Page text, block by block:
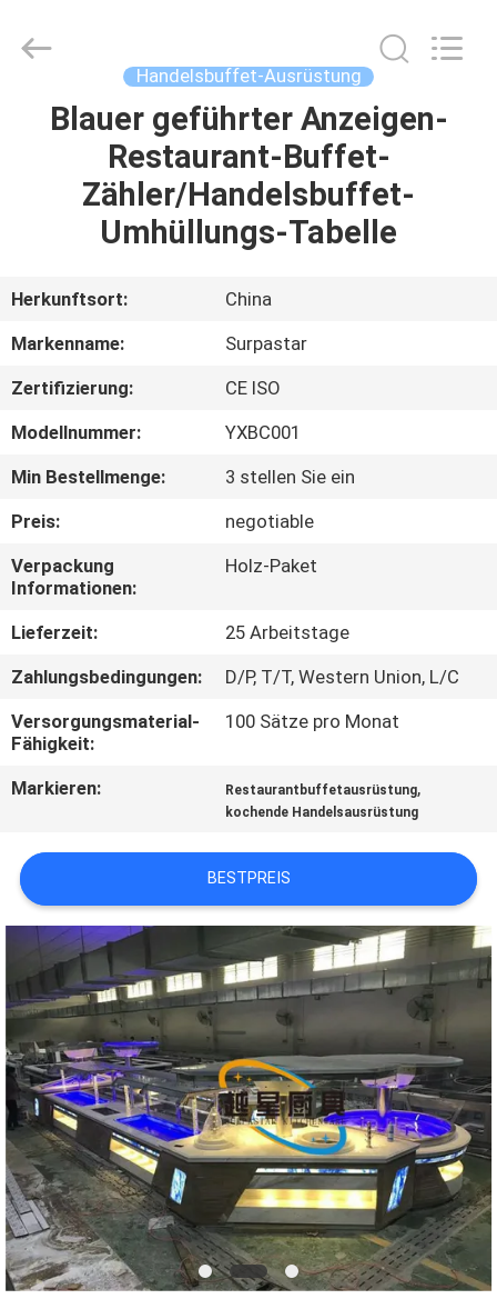
HAUS
PRODUKTE
ÜBER
FABRIK-
AUSFLUG
QUALITÄTSKONTROLLE
TRETEN
MIT
UNS
NACHRICHTEN
FÄLLE
VR
SITEMAP
PRIVACY
POLICY
equipments
limited.
Handelsbuffet-Ausrüstung
Blauer geführter Anzeigen-
Restaurant-Buffet-
Zähler/Handelsbuffet-
Umhüllungs-Tabelle
Herkunftsort:
China
Markenname:
Surpastar
Zertifizierung:
CE ISO
Modellnummer:
YXBC001
Min Bestellmenge:
3 stellen Sie ein
Preis:
negotiable
Verpackung
Informationen:
Holz-Paket
Lieferzeit:
25 Arbeitstage
Zahlungsbedingungen:
D/P, T/T, Western Union, L/C
Versorgungsmaterial-
Fähigkeit:
100 Sätze pro Monat
Markieren: Restaurantbuffetausrüstung,
kochende Handelsausrüstung
BESTPREIS